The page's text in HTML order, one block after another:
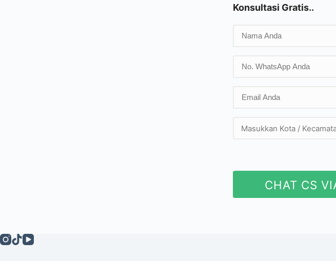
Konsultasi Gratis..
Masukkan Kota /
CHAT CS